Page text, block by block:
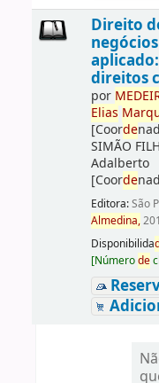
Direito
negócios
direitos
por MEDE
Elias
[Coorde
SIMÃO
Adalberto
[Coorde
Editora:São
Almedina,
Disponibilida
[Númerode